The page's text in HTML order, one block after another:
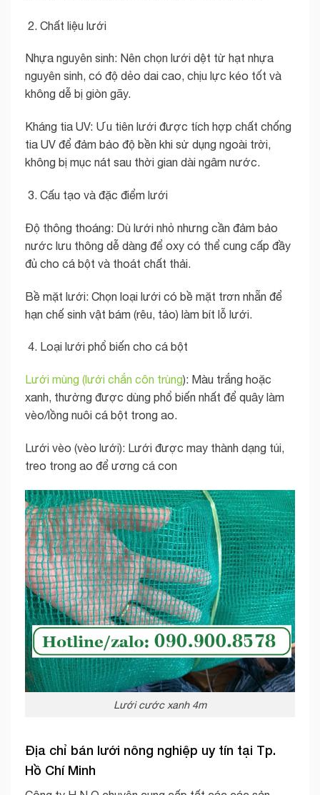
Chất liệu lưới
Nhựa nguyên sinh: Nên chọn lưới dệt từ hạt nhựa
nguyên sinh, có độ dẻo dai cao, chịu lực kéo tốt và
không dễ bị giòn gãy.
Kháng tia UV: Ưu tiên lưới được tích hợp chất chống
tia UV để đảm bảo độ bền khi sử dụng ngoài trời,
không bị mục nát sau thời gian dài ngâm nước.
Cấu tạo và đặc điểm lưới
Độ thông thoáng: Dù lưới nhỏ nhưng cần đảm bảo
nước lưu thông dễ dàng để oxy có thể cung cấp đầy
đủ cho cá bột và thoát chất thải.
Bề mặt lưới: Chọn loại lưới có bề mặt trơn nhẵn để
hạn chế sinh vật bám (rêu, tảo) làm bít lỗ lưới.
Loại lưới phổ biến cho cá bột
Lưới mùng (lưới chắn côn trùng): Màu trắng hoặc
xanh, thường được dùng phổ biến nhất để quây làm
vèo/lồng nuôi cá bột trong ao.
Lưới vèo (vèo lưới): Lưới được may thành dạng túi,
treo trong ao để ương cá con
Lưới cước xanh 4m
Địa chỉ bán lưới nông nghiệp uy tín tại Tp.
Hồ Chí Minh